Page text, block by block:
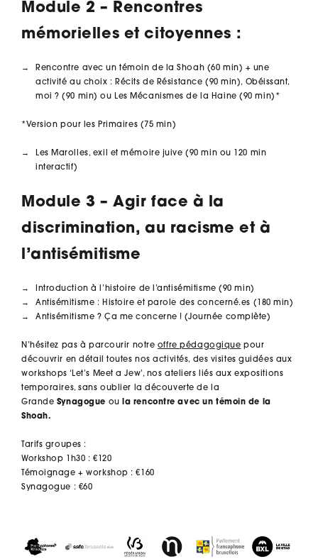
Module 2 – Rencontres
mémorielles et citoyennes :
Rencontre avec un témoin de la Shoah (60 min) + une
activité au choix : Récits de Résistance (90 min), Obéissant,
moi ? (90 min) ou Les Mécanismes de la Haine (90 min)*
*Version pour les Primaires (75 min)
Les Marolles, exil et mémoire juive (90 min ou 120 min
interactif)
Module 3 – Agir face à la
discrimination, au racisme et à
l’antisémitisme
Introduction à l’histoire de l’antisémitisme (90 min)
Antisémitisme : Histoire et parole des concerné.es (180 min)
Antisémitisme ? Ça me concerne ! (Journée complète)
N’hésitez pas à parcourir notre offre pédagogique pour
découvrir en détail toutes nos activités, des visites guidées aux
workshops ‘Let’s Meet a Jew’, nos ateliers liés aux expositions
temporaires, sans oublier la découverte de la
Grande Synagogue ou
la rencontre avec un témoin de la
Shoah.
Tarifs groupes :
Workshop 1h30 : €120
Témoignage + workshop : €160
Synagogue : €60